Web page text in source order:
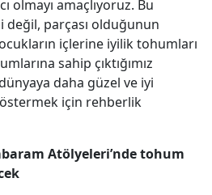
olmayı amaçlıyoruz. Bu
değil, parçası olduğunun
içlerine iyilik tohumları
sahip çıktığımız
daha güzel ve iyi
için rehberlik
Atölyeleri’nde tohum